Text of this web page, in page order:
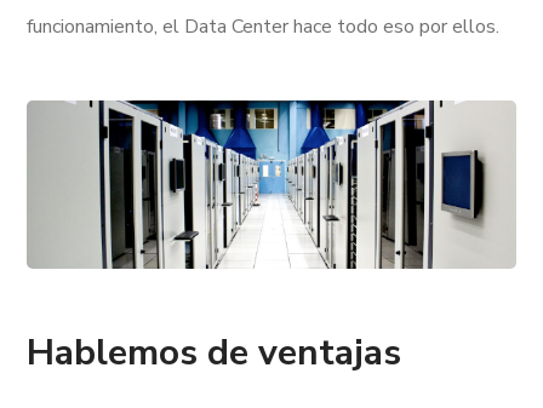
funcionamiento, el Data Center hace todo eso por ellos.
Hablemos de ventajas